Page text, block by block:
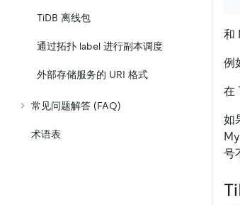
TiDB 离线包
通过拓扑 label 进行副本调度
外部存储服务的 URI 格式
常见问题解答 (FAQ)
术语表
和
例
在
如
号